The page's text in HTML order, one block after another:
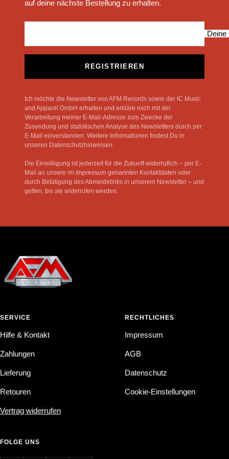
auf deine nächste Bestellung zu erhalten.
Deine
REGISTRIEREN
Ich möchte die Newsletter von AFM Records sowie der IC Music
and Apparel GmbH erhalten und erkläre mich mit der
Verarbeitung meiner E-Mail-Adresse zum Zwecke der
Zusendung und statistischen Analyse des Newsletters durch per
E-Mail einverstanden. Weitere Informationen findest Du in
unseren Datenschutzhinweisen.
Die Einwilligung ist jederzeit für die Zukunft widerruflich – per E-
Mail an unsere im Impressum genannten Kontaktdaten oder
durch Betätigung des Abmeldelinks in unserem Newsletter – und
gelten, bis sie widerrufen werden.
SERVICE
Hilfe & Kontakt
Zahlungen
Lieferung
Retouren
Vertrag widerrufen
RECHTLICHES
Impressum
AGB
Datenschutz
Cookie-Einstellungen
FOLGE UNS